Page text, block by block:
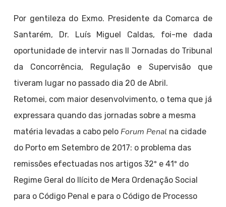
Por gentileza do Exmo. Presidente da Comarca de
Santarém, Dr. Luís Miguel Caldas, foi-me dada
oportunidade de intervir nas II Jornadas do Tribunal
da Concorrência, Regulação e Supervisão que
tiveram lugar no passado dia 20 de Abril.
Retomei, com maior desenvolvimento, o tema que já
expressara quando das jornadas sobre a mesma
matéria levadas a cabo pelo Forum Penal na cidade
do Porto em Setembro de 2017: o problema das
remissões efectuadas nos artigos 32º e 41º do
Regime Geral do Ilícito de Mera Ordenação Social
para o Código Penal e para o Código de Processo